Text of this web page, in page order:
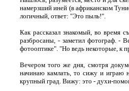
намерзший иней (в африканском
логичный, ответ: "Это пыль!".
Как рассказал знакомый, во время
разбросаны, - заметил фотограф. -
фотооптике". "Но ведь некоторые, к
Вечером того же дня, смотря
начинаю камлать, то сижу и играю
крупный град. Вижу: это - духи-